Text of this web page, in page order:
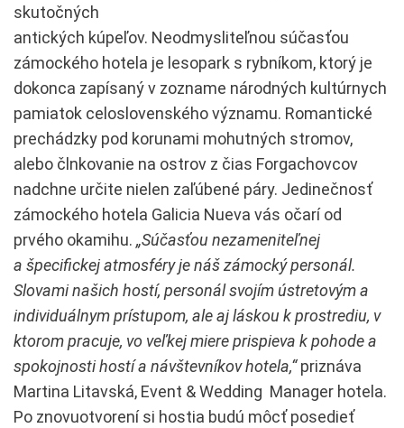
skutočných
antických kúpeľov. Neodmysliteľnou súčasťou
zámockého hotela je lesopark s rybníkom, ktorý je
dokonca zapísaný v zozname národných kultúrnych
pamiatok celoslovenského významu. Romantické
prechádzky pod korunami mohutných stromov,
alebo člnkovanie na ostrov z čias Forgachovcov
nadchne určite nielen zaľúbené páry. Jedinečnosť
zámockého hotela Galicia Nueva vás očarí od
prvého okamihu. „Súčasťou nezameniteľnej
a špecifickej atmosféry je náš zámocký personál.
Slovami našich hostí, personál svojím ústretovým a
individuálnym prístupom, ale aj láskou k prostrediu, v
ktorom pracuje, vo veľkej miere prispieva k pohode a
spokojnosti hostí a návštevníkov hotela,“priznáva
Martina Litavská, Event & Wedding Manager hotela.
Po znovuotvorení si hostia budú môcť posedieť